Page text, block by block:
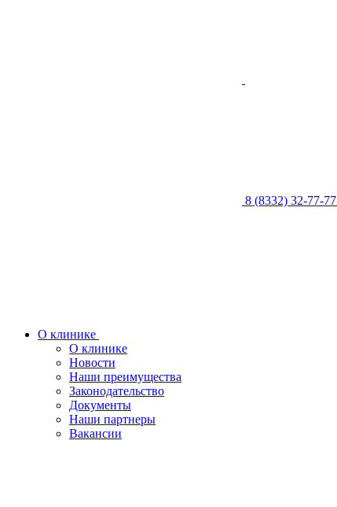
8 (8332) 32-77-77
О клинике
О клинике
Новости
Наши преимущества
Законодательство
Документы
Наши партнеры
Вакансии